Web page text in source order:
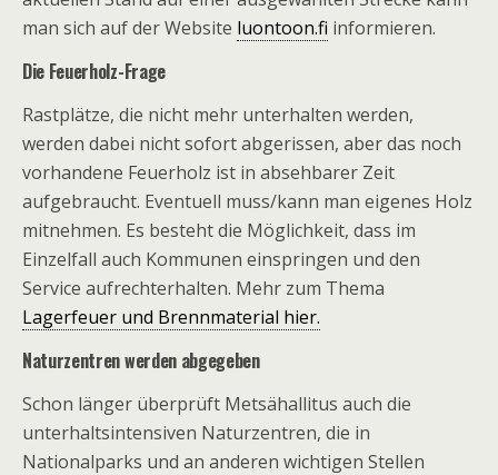
man sich auf der Website luontoon.fi informieren.
Die Feuerholz-Frage
Rastplätze, die nicht mehr unterhalten werden,
werden dabei nicht sofort abgerissen, aber das noch
vorhandene Feuerholz ist in absehbarer Zeit
aufgebraucht. Eventuell muss/kann man eigenes Holz
mitnehmen. Es besteht die Möglichkeit, dass im
Einzelfall auch Kommunen einspringen und den
Service aufrechterhalten. Mehr zum Thema
Lagerfeuer und Brennmaterial hier.
Naturzentren werden abgegeben
Schon länger überprüft Metsähallitus auch die
unterhaltsintensiven Naturzentren, die in
Nationalparks und an anderen wichtigen Stellen